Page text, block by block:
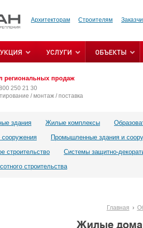
Архитекторам Строителям
УСЛУГИ ОБЪЕКТЫ
региональных продаж
250 21 30
/ монтаж / поставка
здания Жилые комплексы
Промышленные здания и
строительство
Системы защитно-
строительства
Главная
Жилые дома